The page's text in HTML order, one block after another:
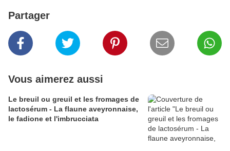
Partager
Vous aimerez aussi
Le breuil ou greuil et les fromages de
lactosérum - La flaune aveyronnaise,
le fadione et l'imbrucciata